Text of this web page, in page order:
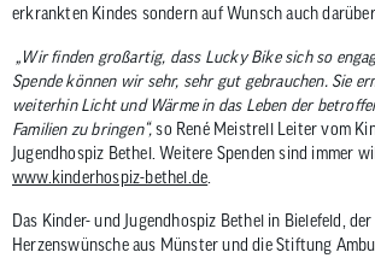
erkrankten Kindes sondern auf Wunsch auch
„Wir finden großartig, dass Lucky Bike sich so
Spende können wir sehr, sehr gut gebrauchen. Sie
weiterhin Licht und Wärme in das Leben der
Familien zu bringen“,so René Meistrell Leiter vom
Jugendhospiz Bethel. Weitere Spenden sind immer
www.kinderhospiz-bethel.de
Das Kinder- und Jugendhospiz Bethel in Bielefeld,
Herzenswünsche aus Münster und die Stiftung